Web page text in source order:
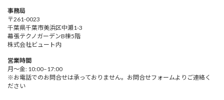
事務局
〒261-0023
千葉県千葉市美浜区中瀬1-3
幕張テクノガーデンB棟5階
株式会社ビュート内
営業時間
月～金: 10:00–17:00
※お電話でのお問合せは承っておりません。お問合せフォームよりご連絡く
ださい